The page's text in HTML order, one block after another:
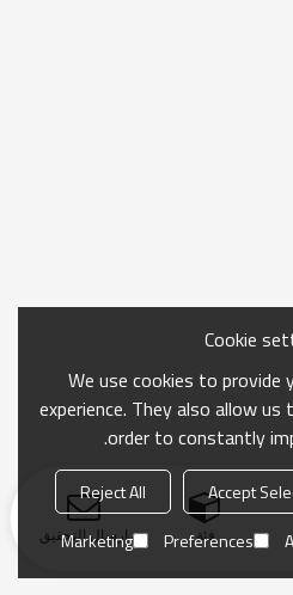
فئة ارسال التحقيق
Cookie
We use cookies to
experience. They also allow us
order to constantly
Accept
Reject All
Preferences
Marketing